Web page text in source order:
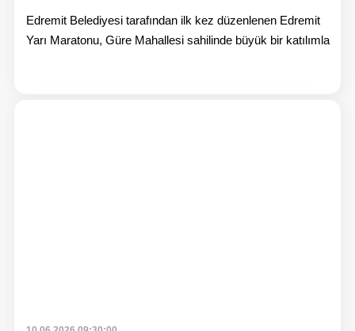
Edremit Belediyesi tarafından ilk kez düzenlenen Edremit
Yarı Maratonu, Güre Mahallesi sahilinde büyük bir katılımla